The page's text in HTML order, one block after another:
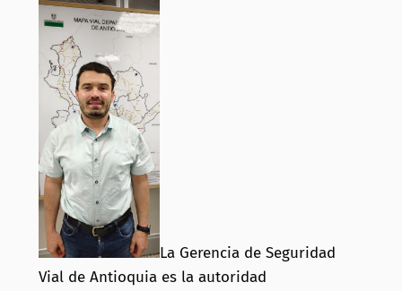
La Gerencia de Seguridad
Vial de Antioquia es la autoridad